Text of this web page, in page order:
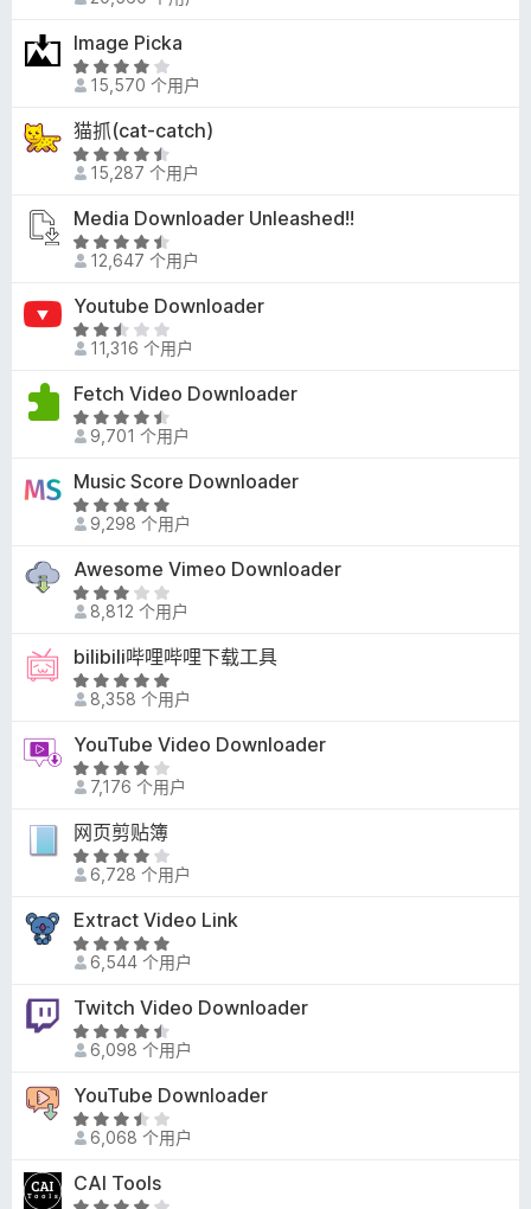
5
分
3
/
5
Image Picka
评
分
4
.
2
5
15,570 个用户
猫抓(cat-catch)
评
分
4
.
6
5
15,287 个用户
Media Downloader Unleashed!!
评
分
4
3
5
12,647 个用户
Youtube Downloader
评
分
2
.
3
5
11,316 个用户
Fetch Video Downloader
评
分
4
.
3
5
9,701 个用户
Music Score Downloader
评
分
5
/
5
9,298 个用户
Awesome Vimeo Downloader
评
分
3
.
2
5
8,812 个用户
bilibili哔哩哔哩下载工具
评
分
5
5
8,358 个用户
YouTube Video Downloader
评
分
3
.
9
5
7,176 个用户
网页剪贴簿
评
分
4
/
5
6,728 个用户
Extract Video Link
评
分
4
8
5
6,544 个用户
Twitch Video Downloader
评
分
4
3
5
6,098 个用户
YouTube Downloader
评
分
3
6,068 个用户
CAI Tools